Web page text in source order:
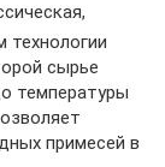
технологии
сырье
температуры
примесей в